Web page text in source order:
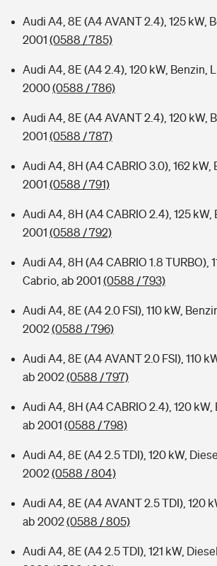
Audi A4, 8E (A4 AVANT 2.4), 125 kW,
2001 (0588 / 785)
Audi A4, 8E (A4 2.4), 120 kW, Benzin,
2000(0588 / 786)
Audi A4, 8E (A4 AVANT 2.4), 120 kW,
2001 (0588 / 787)
Audi A4, 8H (A4 CABRIO 3.0), 162 kW,
2001 (0588 / 791)
Audi A4, 8H (A4 CABRIO 2.4), 125 kW,
2001 (0588 / 792)
Audi A4, 8H (A4 CABRIO 1.8 TURBO),
Cabrio, ab 2001 (0588 / 793)
Audi A4, 8E (A4 2.0 FSI), 110 kW,
2002(0588 / 796)
Audi A4, 8E (A4 AVANT 2.0 FSI), 110
ab 2002(0588 / 797)
Audi A4, 8H (A4 CABRIO 2.4), 120 kW,
ab 2001 (0588 / 798)
Audi A4, 8E (A4 2.5 TDI), 120 kW,
2002(0588 / 804)
Audi A4, 8E (A4 AVANT 2.5 TDI), 120
ab 2002(0588 / 805)
Audi A4, 8E (A4 2.5 TDI), 121 kW,